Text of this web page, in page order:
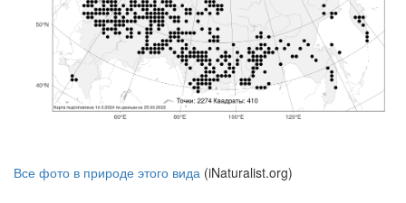
Все фото в природе этого вида (iNaturalist.org)